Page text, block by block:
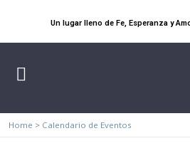
Un lugar lleno de Fe, Esperanza y
Home > Calendario de Eventos